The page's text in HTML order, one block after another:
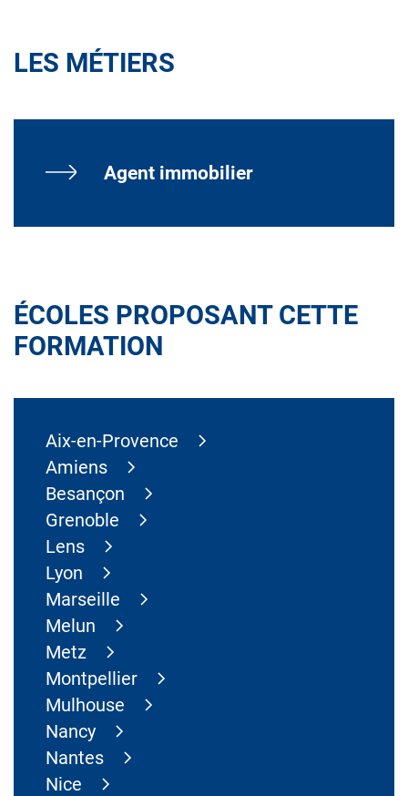
LES MÉTIERS
Agent immobilier
ÉCOLES PROPOSANT CETTE
FORMATION
Aix-en-Provence
Amiens
Besançon
Grenoble
Lens
Lyon
Marseille
Melun
Metz
Montpellier
Mulhouse
Nancy
Nantes
Nice